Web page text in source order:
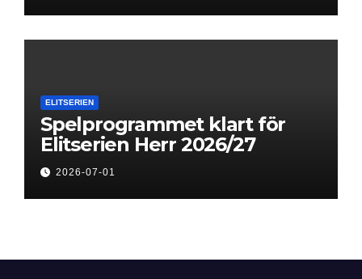
ELITSERIEN
Spelprogrammet klart för
Elitserien Herr 2026/27
2026-07-01